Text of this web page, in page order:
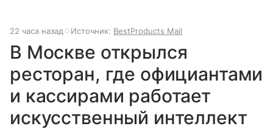
22 часа назад Источник: BestProducts Mail
В Москве открылся
ресторан, где официантами
и кассирами работает
искусственный интеллект